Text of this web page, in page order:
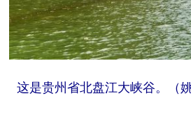
这是贵州省北盘江大峡谷。（姚